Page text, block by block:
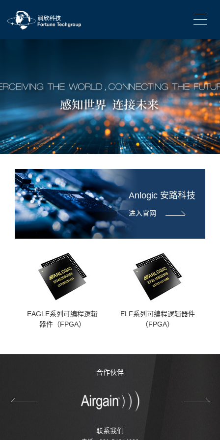
Anlogic 安路科技
进入官网
EAGLE系列可编程逻辑
器件（FPGA）
ELF系列可编程逻辑器件
（FPGA）
合作伙伴
联系我们